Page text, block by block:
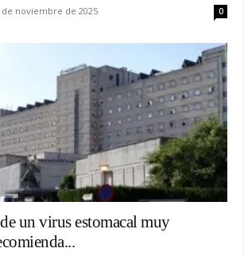
de noviembre de 2025 0
un virus estomacal muy